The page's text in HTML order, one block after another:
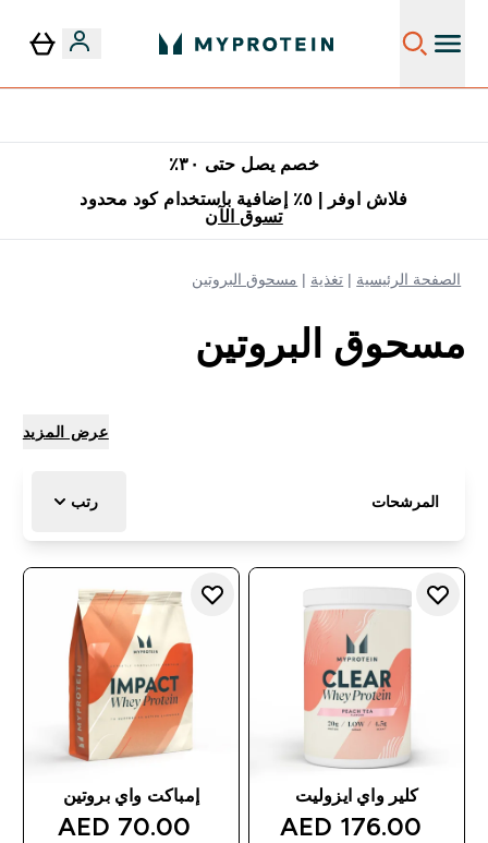
خصم يصل حتى ٣٠٪
فلاش اوفر | ٥٪ إضافية باستخدام كود محدود
تسوق الآن
الصفحة الرئيسية تغذية مسحوق البروتين
مسحوق البروتين
عرض المزيد
المرشحات رتب
كلير واي ايزوليت
discounted price
176.00 AED‎
إمباكت واي بروتين
price
70.00 AED‎